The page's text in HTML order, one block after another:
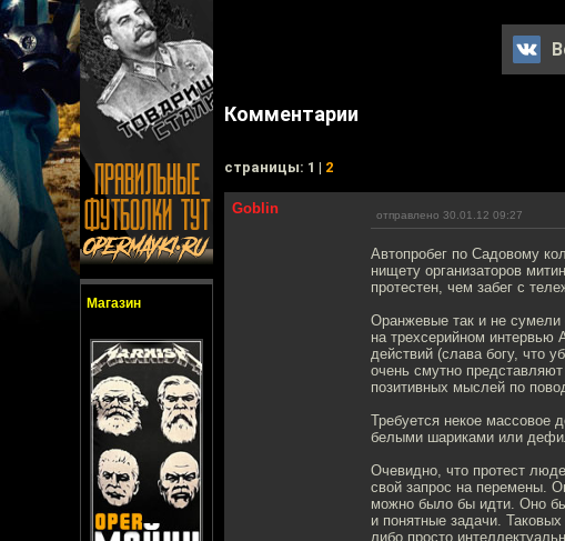
Магазин
Комментарии
cтраницы: 1 | 2
Goblin отправлено 30.01.12 09:27
Автопробег по Садовому
нищету организаторов
протестен, чем забег с
Оранжевые так и не сумели
на трехсерийном интервью
действий (слава богу, что
очень смутно
позитивных мыслей по
Требуется некое массовое
белыми шариками или
Очевидно, что протест
свой запрос на перемены.
можно было бы идти. Оно
и понятные задачи.
либо просто